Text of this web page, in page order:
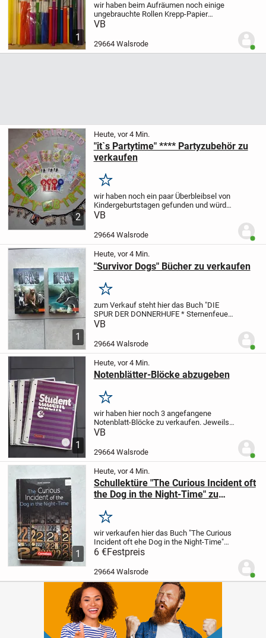
1
wir haben beim Aufräumen noch einige
ungebrauchte Rollen Krepp-Papier
gefunden. Da wir diese wahrscheinlich
sie auf diesem Wege jemanden, der
VB
29664 Walsrode
2
Heute, vor 4 Min.
"it`s Partytime" **** Partyzubehör zu
verkaufen
Merken
wir haben noch ein paar Überbleibsel von
Kindergeburtstagen gefunden und würden
diese nun gerne abgeben, da wir sie nicht
"Happy Birthday" Girlanden von...
VB
29664 Walsrode
1
Heute, vor 4 Min.
"Survivor Dogs" Bücher zu verkaufen
Merken
zum Verkauf steht hier das Buch"DIE
SPUR DER DONNERHUFE * Sternenfeuer"
von Kathryn Lasky.
in Walsrode! KEIN Versand!
(AUSNAHMSLOS!)...
VB
29664 Walsrode
1
Heute, vor 4 Min.
Notenblätter-Blöcke abzugeben
Merken
wir haben hier noch 3 angefangene
Notenblatt-Blöcke zu verkaufen. Jeweils
nur ein paar wenige Seiten davon genutzt.
Nachricht erfragen.
VB
29664 Walsrode
1
Heute, vor 4 Min.
Schullektüre "The Curious Incident oft
the Dog in the Night-Time" zu
Merken
wir verkaufen hier das Buch"The Curious
Incident oft ehe Dog in the Night-Time"
von Mark Haddon.
gelesen, ist aber in einem sehr guten
Zustand.ISBN: 978-3-6-031117-0
6 €Festpreis
29664 Walsrode